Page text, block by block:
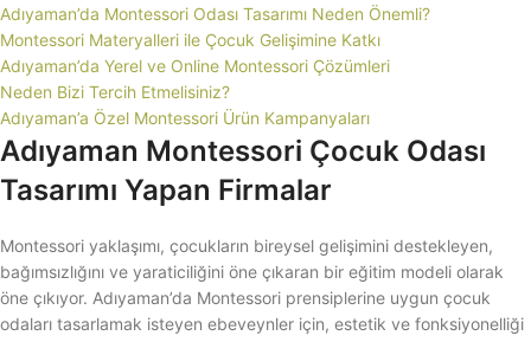
Adıyaman’da Montessori Odası Tasarımı Neden Önemli?
Montessori Materyalleri ile Çocuk Gelişimine Katkı
Adıyaman’da Yerel ve Online Montessori Çözümleri
Neden Bizi Tercih Etmelisiniz?
Adıyaman’a Özel Montessori Ürün Kampanyaları
Adıyaman Montessori Çocuk Odası
Tasarımı Yapan Firmalar
Montessori yaklaşımı, çocukların bireysel gelişimini destekleyen,
bağımsızlığını ve yaraticiliğini öne çıkaran bir eğitim modeli olarak
öne çıkıyor. Adıyaman’da Montessori prensiplerine uygun çocuk
odaları tasarlamak isteyen ebeveynler için, estetik ve fonksiyonelliği